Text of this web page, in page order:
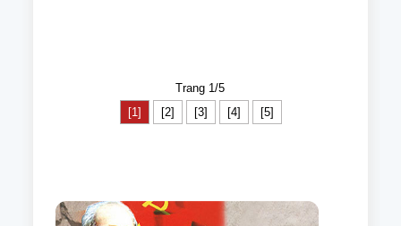
Trang 1/5
[1]
[2] [3] [4] [5]